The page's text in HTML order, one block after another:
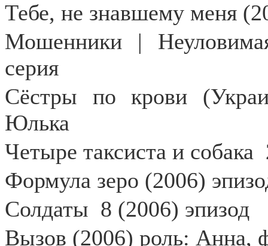
Тебе, не знавшему меня
Мошенники |
серия
Сёстры по крови
Юлька
Четыре таксиста и собака
Формула зеро (2006)
Солдаты 8 (2006) эпизод
Вызов (2006) роль: Анна,